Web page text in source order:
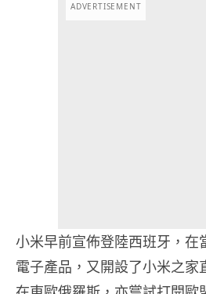
ADVERTISEMENT
小米早前宣佈登陸西班牙，在
電子產品，又開設了小米之家